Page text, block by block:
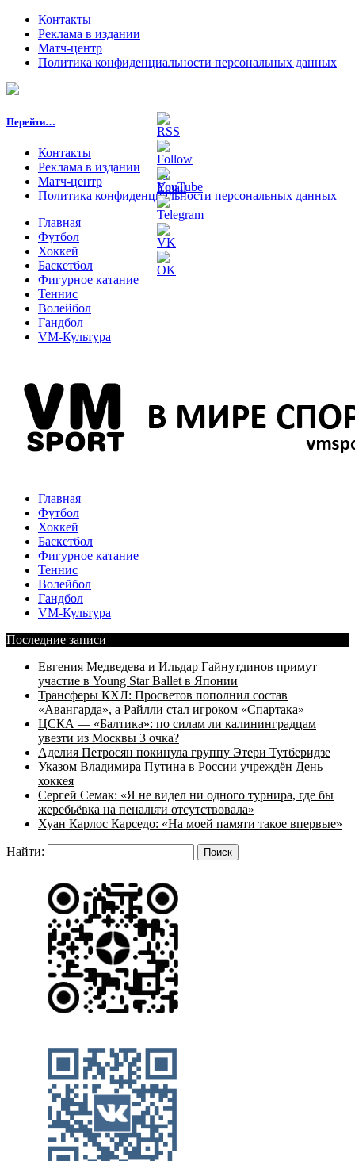
Контакты
Реклама в издании
Матч-центр
Политика конфиденциальности персональных данных
Перейти…
Контакты
Реклама в издании
Матч-центр
Политика конфиденциальности персональных данных
Главная
Футбол
Хоккей
Баскетбол
Фигурное катание
Теннис
Волейбол
Гандбол
VM-Культура
Главная
Футбол
Хоккей
Баскетбол
Фигурное катание
Теннис
Волейбол
Гандбол
VM-Культура
Последние записи
Евгения Медведева и Ильдар Гайнутдинов примут
участие в Young Star Ballet в Японии
Трансферы КХЛ: Просветов пополнил состав
«Авангарда», а Райлли стал игроком «Спартака»
ЦСКА — «Балтика»: по силам ли калининградцам
увезти из Москвы 3 очка?
Аделия Петросян покинула группу Этери Тутберидзе
Указом Владимира Путина в России учреждён День
хоккея
Сергей Семак: «Я не видел ни одного турнира, где бы
жеребьёвка на пенальти отсутствовала»
Хуан Карлос Карседо: «На моей памяти такое впервые»
Найти: